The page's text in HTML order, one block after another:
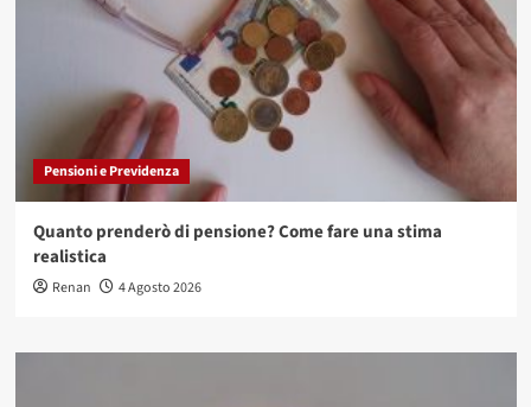
Pensioni e Previdenza
Quanto prenderò di pensione? Come fare una stima
realistica
Renan 4 Agosto 2026